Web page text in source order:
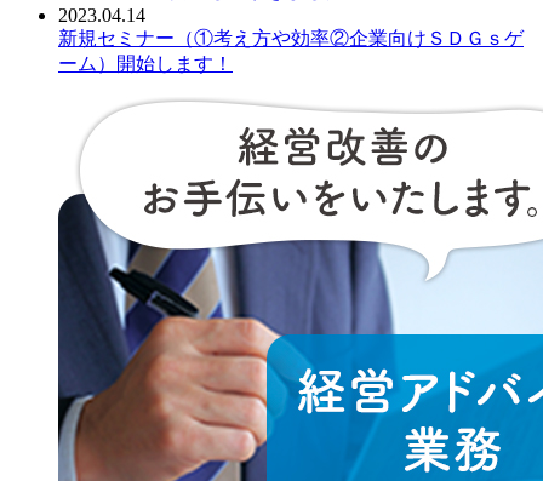
2023.04.14
新規セミナー（①考え方や効率②企業向けＳＤＧｓゲ
ーム）開始します！